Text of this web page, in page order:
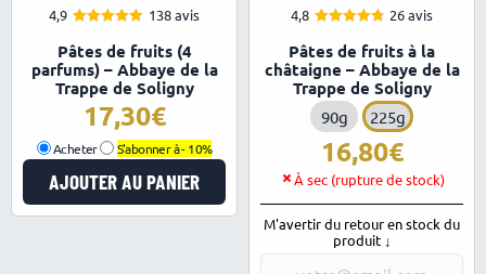
4,9
sur 5
138 avis
Pâtes de fruits (4
parfums) – Abbaye de la
Trappe de Soligny
17,30
Acheter S'abonner à -10%
AJOUTER AU PANIER
4,8
sur 5
26 avis
Pâtes de fruits à la
châtaigne – Abbaye de la
Trappe de Soligny
90g 225g
16,80
À sec (rupture de stock)
M'avertir du retour en stock du
produit ↓